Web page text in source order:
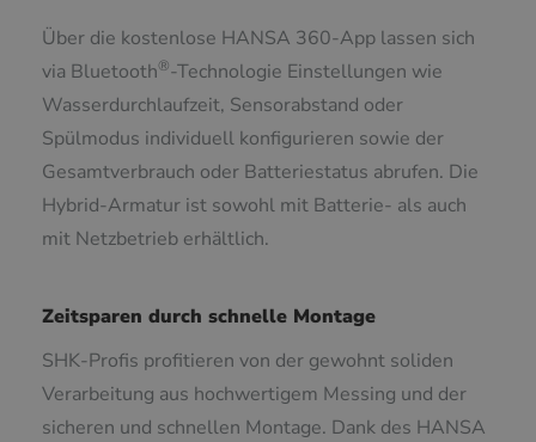
Über die kostenlose HANSA 360-App lassen sich
via Bluetooth®-Technologie Einstellungen wie
Wasserdurchlaufzeit, Sensorabstand oder
Spülmodus individuell konfigurieren sowie der
Gesamtverbrauch oder Batteriestatus abrufen. Die
Hybrid-Armatur ist sowohl mit Batterie- als auch
mit Netzbetrieb erhältlich.
Zeitsparen durch schnelle Montage
SHK-Profis profitieren von der gewohnt soliden
Verarbeitung aus hochwertigem Messing und der
sicheren und schnellen Montage. Dank des HANSA